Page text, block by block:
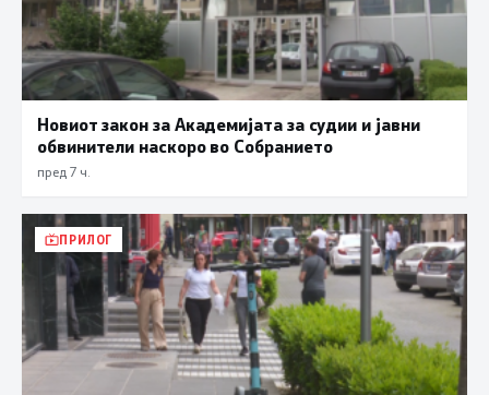
Новиот закон за Академијата за судии и јавни
обвинители наскоро во Собранието
пред 7 ч.
ПРИЛОГ